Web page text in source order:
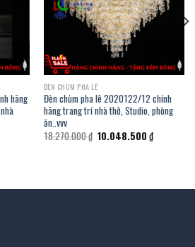
hãng
ĐÈN CHÙM PHA LÊ
Đèn chùm pha lê 2020122/12 chính
hãng trang trí nhà thờ, Studio, phòng
ăn..vvv
18.270.000₫ Giá
gốc
10.048.500 ₫Giá
hiện